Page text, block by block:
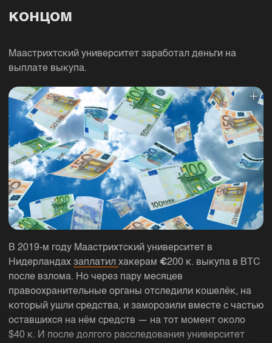
концом
Маастрихтский университет заработал деньги на
выплате выкупа.
В 2019-м году Маастрихтский университет в
Нидерландах заплатил хакерам €200 к. выкупа в BTC
после взлома. Но через пару месяцев
правоохранительные органы отследили кошелёк, на
который ушли средства, и заморозили вместе с частью
оставшихся на нём средств — на тот момент около
$40 к. И после долгого расследования университет